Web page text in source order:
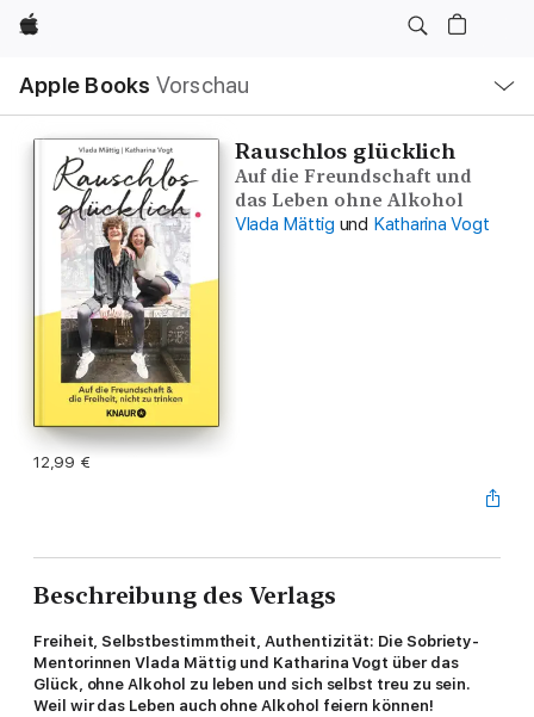
Apple
Apple Books Vorschau
Navigation
Menü
öffnen
Rauschlos glücklich
Auf die Freundschaft und
das Leben ohne Alkohol
Vlada Mättig und Katharina Vogt
12,99 €
Beschreibung des Verlags
Freiheit, Selbstbestimmtheit, Authentizität: Die Sobriety-
Mentorinnen Vlada Mättig und Katharina Vogt über das
Glück, ohne Alkohol zu leben und sich selbst treu zu sein.
Weil wir das Leben auch ohne Alkohol feiern können!